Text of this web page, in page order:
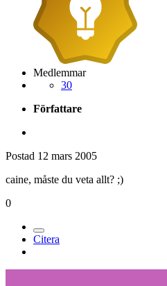
Medlemmar
30
Författare
Postad 12 mars 2005
caine, måste du veta allt? ;)
0
Citera